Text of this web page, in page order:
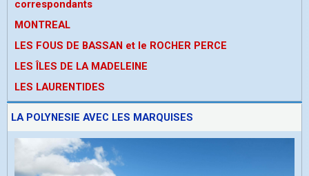
correspondants
MONTREAL
LES FOUS DE BASSAN et le ROCHER PERCE
LES ÎLES DE LA MADELEINE
LES LAURENTIDES
LA POLYNESIE AVEC LES MARQUISES